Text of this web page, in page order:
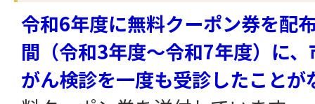
令和6年度に無料クーポン券を配
間（令和3年度～令和7年度）に
がん検診を一度も受診したことが